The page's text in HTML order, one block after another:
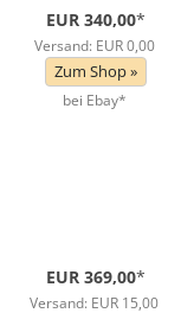
EUR 340,00*
Versand: EUR 0,00
Zum Shop »
bei Ebay*
EUR 369,00*
Versand: EUR 15,00